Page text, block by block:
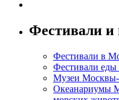
Фестивали и
Фестивали в
Фестивали
Музеи Москвы-
Океанариумы